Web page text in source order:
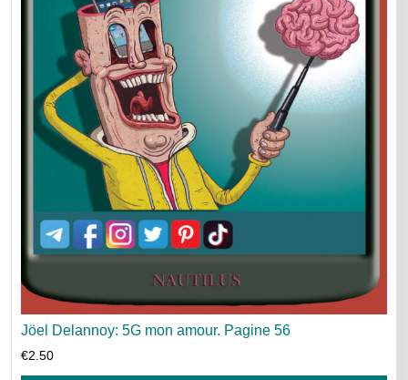
Jöel Delannoy: 5G mon amour. Pagine 56
€2.50